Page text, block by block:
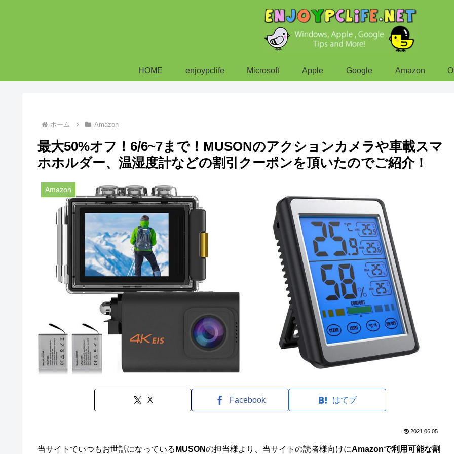
HOME enjoypclife Microsoft Apple Google Amazon
ホーム Amazon
最大50%オフ！6/6~7まで！MUSONのアクションカメラや車載スマ
ホホルダー、温湿度計などの割引クーポンを頂いたのでご紹介！
Amazon
X Facebook はてブ
2021.06.05
当サイトでいつもお世話になっている MUSONの担当様より、当サイトの読者様向けにAmazonで利用可能な割